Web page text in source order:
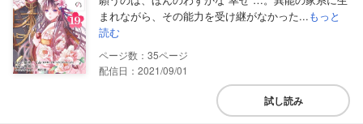
まれながら、その能力を受け継がなかった...もっと
読む
35
配信日：2021/09/01
試し読み